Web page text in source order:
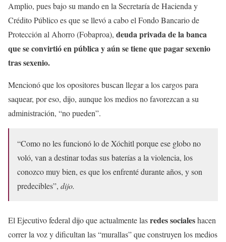
Amplio, pues bajo su mando en la Secretaría de Hacienda y
Crédito Público es que se llevó a cabo el Fondo Bancario de
Protección al Ahorro (Fobaproa), deuda privada de la banca
que se convirtió en pública y aún se tiene que pagar sexenio
tras sexenio.
Mencionó que los opositores buscan llegar a los cargos para
saquear, por eso, dijo, aunque los medios no favorezcan a su
administración, “no pueden”.
“Como no les funcionó lo de Xóchitl porque ese globo no
voló, van a destinar todas sus baterías a la violencia, los
conozco muy bien, es que los enfrenté durante años, y son
predecibles”, dijo.
El Ejecutivo federal dijo que actualmente lasredes socialeshacen
correr la voz y dificultan las “murallas” que construyen los medios